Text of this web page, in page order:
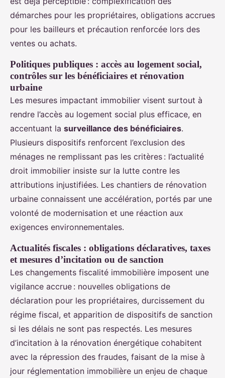
démarches pour les propriétaires, obligations accrues
pour les bailleurs et précaution renforcée lors des
ventes ou achats.
Politiques publiques : accès au logement social,
contrôles sur les bénéficiaires et rénovation
urbaine
Les mesures impactant immobilier visent surtout à
rendre l’accès au logement social plus efficace, en
accentuant la surveillance des bénéficiaires.
Plusieurs dispositifs renforcent l’exclusion des
ménages ne remplissant pas les critères : l’actualité
droit immobilier insiste sur la lutte contre les
attributions injustifiées. Les chantiers de rénovation
urbaine connaissent une accélération, portés par une
volonté de modernisation et une réaction aux
exigences environnementales.
Actualités fiscales : obligations déclaratives, taxes
et mesures d’incitation ou de sanction
Les changements fiscalité immobilière imposent une
vigilance accrue : nouvelles obligations de
déclaration pour les propriétaires, durcissement du
régime fiscal, et apparition de dispositifs de sanction
si les délais ne sont pas respectés. Les mesures
d’incitation à la rénovation énergétique cohabitent
avec la répression des fraudes, faisant de la mise à
jour réglementation immobilière un enjeu de chaque